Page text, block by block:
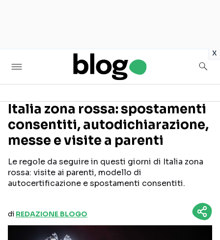
x
Seguici sui social
Italia zona rossa: spostamenti
consentiti, autodichiarazione,
messe e visite a parenti
Le regole da seguire in questi giorni di Italia zona
rossa: visite ai parenti, modello di
autocertificazione e spostamenti consentiti.
di REDAZIONE BLOGO